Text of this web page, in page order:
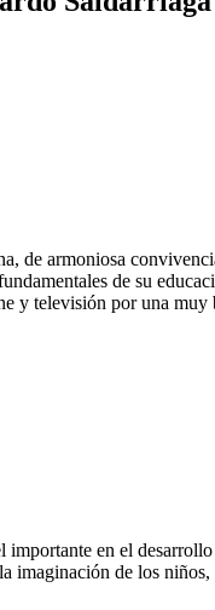
de armoniosa
de su
y televisión por una muy
en el
de los